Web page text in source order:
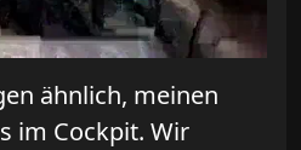
ähnlich, meinen
im Cockpit. Wir